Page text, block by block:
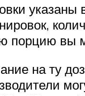
порцию вы
на ту